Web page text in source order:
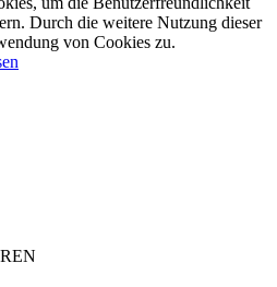
Durch die weitere Nutzung dieser
von Cookies zu.